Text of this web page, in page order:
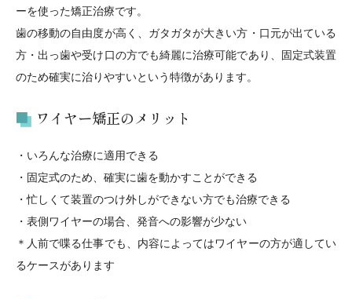
ーを使った矯正治療です。
歯の移動の自由度が高く、ガタガタが大きい方・口元が出ている
方・出っ歯や受け口の方でも綺麗に治療可能であり、固定式装置
のため確実に治りやすいという特徴があります。
ワイヤー矯正のメリット
・いろんな治療に適用できる
・固定式のため、確実に歯を動かすことができる
・忙しくて装置のつけ外しができない方でも治療できる
・表側ワイヤーの場合、発音への影響が少ない
＊人前で喋る仕事でも、内容によってはワイヤーの方が適してい
るケースがあります